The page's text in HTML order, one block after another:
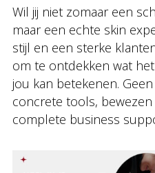
Wil jij niet zomaar een
maar een echte skin
stijl en een sterke
om te ontdekken wat het
jou kan betekenen.
concrete tools,
complete business